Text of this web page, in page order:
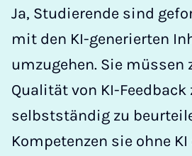
Ja, Studierende sind
mit den KI-generierten
umzugehen. Sie müssen
Qualität von KI-Feedback
selbstständig zu
Kompetenzen sie ohne